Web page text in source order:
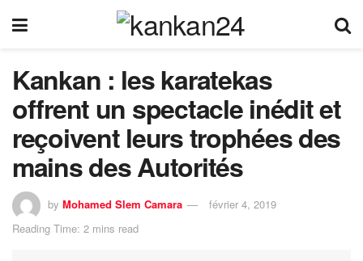
Kankan : les karatekas
offrent un spectacle inédit et
reçoivent leurs trophées des
mains des Autorités
by Mohamed Slem Camara
février 4, 2019
Reading Time: 2 mins read